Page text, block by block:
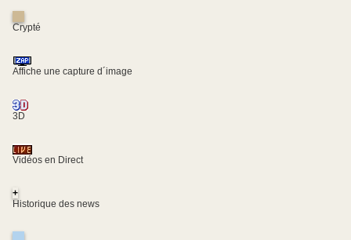
Crypté
Affiche une capture d´image
3D
Vidéos en Direct
+
Historique des news